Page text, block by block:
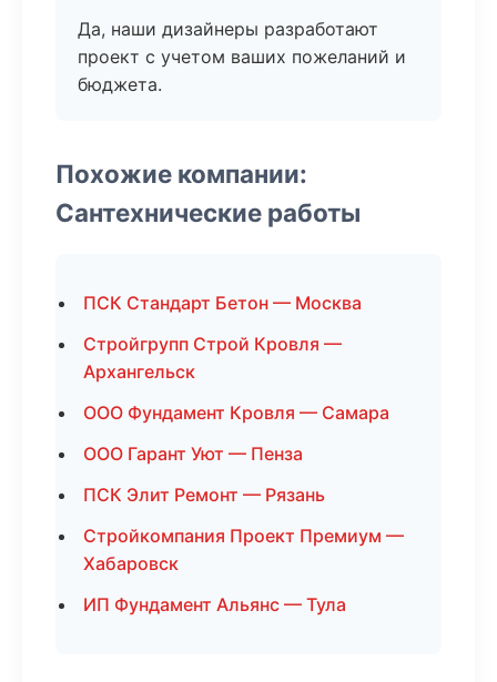
Да, наши дизайнеры разработают
проект с учетом ваших пожеланий и
бюджета.
Похожие компании:
Сантехнические работы
ПСК Стандарт Бетон — Москва
Стройгрупп Строй Кровля —
Архангельск
ООО Фундамент Кровля — Самара
ООО Гарант Уют — Пенза
ПСК Элит Ремонт — Рязань
Стройкомпания Проект Премиум —
Хабаровск
ИП Фундамент Альянс — Тула